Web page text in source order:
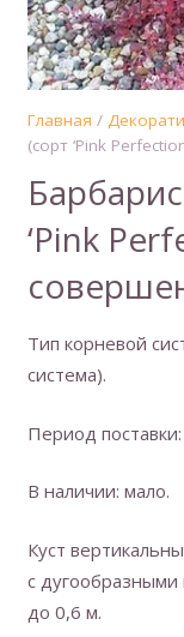
Главная /
(сорт ‘Pink
‘Pink
Тип корневой
система).
Период
В наличии: мало.
Куст
с
до 0,6 м.